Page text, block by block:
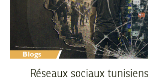
Réseaux sociaux